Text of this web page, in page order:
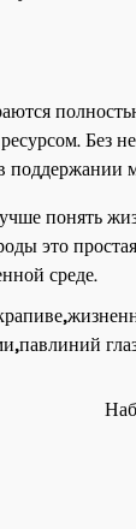
Без
понять
это
среде.
,
,павлиний